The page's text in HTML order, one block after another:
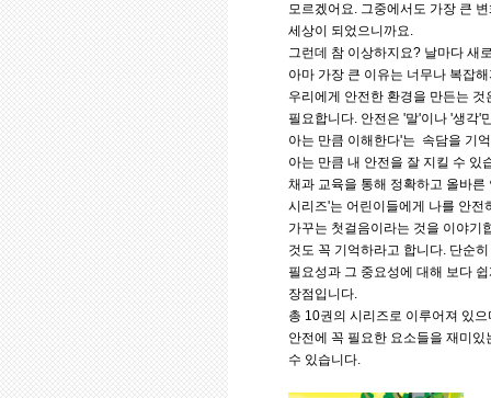
모르겠어요. 그중에서도 가장 큰
세상이 되었으니까요.
그런데 참 이상하지요? 날마다 새
아마 가장 큰 이유는 너무나 복잡
우리에게 안전한 환경을 만든는
필요합니다. 안전은 '말'이나 '생각'
아는 만큼 이해한다'는 속담을 기
아는 만큼 내 안전을 잘 지킬 수 있
채과 교육을 통해 정확하고 올바
시리즈'는 어린이들에게 나를 안
가꾸는 첫걸음이라는 것을 이야기
것도 꼭 기억하라고 합니다. 단순
필요성과 그 중요성에 대해 보다
장점입니다.
총 10권의 시리즈로 이루어져 있
안전에 꼭 필요한 요소들을 재미
수 있습니다.